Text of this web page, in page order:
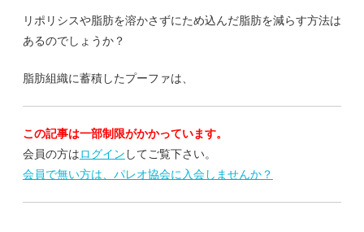
リポリシスや脂肪を溶かさずにため込んだ脂肪を減らす方法は
あるのでしょうか？
脂肪組織に蓄積したプーファは、
この記事は一部制限がかかっています。
会員の方はログイン してご覧下さい。
会員で無い方は、パレオ協会に入会しませんか？